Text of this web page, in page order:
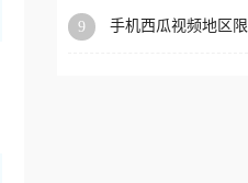
9
手机西瓜视频地区